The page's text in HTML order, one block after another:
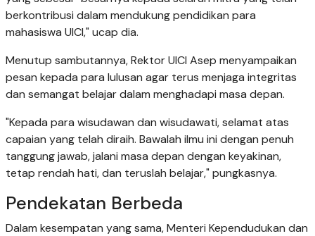
berkontribusi dalam mendukung pendidikan para
mahasiswa UICI," ucap dia.
Menutup sambutannya, Rektor UICI Asep menyampaikan
pesan kepada para lulusan agar terus menjaga integritas
dan semangat belajar dalam menghadapi masa depan.
"Kepada para wisudawan dan wisudawati, selamat atas
capaian yang telah diraih. Bawalah ilmu ini dengan penuh
tanggung jawab, jalani masa depan dengan keyakinan,
tetap rendah hati, dan teruslah belajar," pungkasnya.
Pendekatan Berbeda
Dalam kesempatan yang sama, Menteri Kependudukan dan